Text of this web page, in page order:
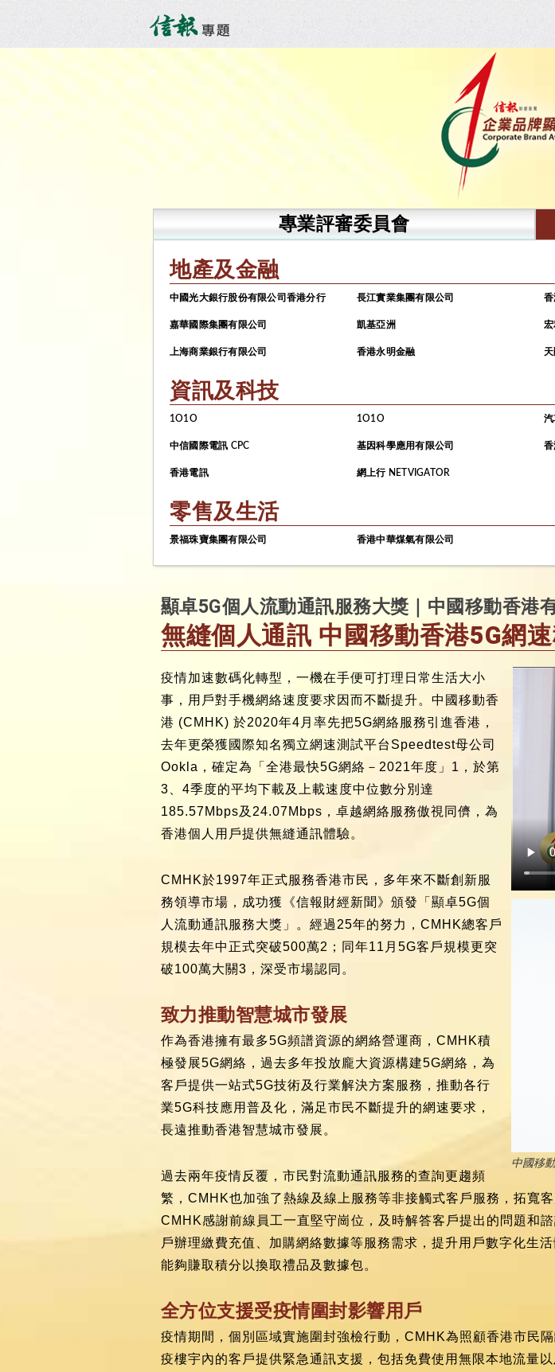
專業評審委員會
地產及金融
中國光大銀行股份有限公司香港分行 長江實業集團有限公司 香
嘉華國際集團有限公司 凱基亞洲
上海商業銀行有限公司 香港永明金融
資訊及科技
1O1O 1O1O 汽
中信國際電訊 CPC 基因科學應用有限公司 香
香港電訊 網上行 NETVIGATOR
零售及生活
景福珠寶集團有限公司 香港中華煤氣有限公司
顯卓5G個人流動通訊服務大獎｜中國移動香港
無縫個人通訊 中國移動香港5G網
中國移
疫情加速數碼化轉型，一機在手便可打理日常生活大小
事，用戶對手機網絡速度要求因而不斷提升。中國移動香
港 (CMHK) 於2020年4月率先把5G網絡服務引進香港，
去年更榮獲國際知名獨立網速測試平台Speedtest母公司
Ookla，確定為「全港最快5G網絡－2021年度」1，於第
3、4季度的平均下載及上載速度中位數分別達
185.57Mbps及24.07Mbps，卓越網絡服務傲視同儕，為
香港個人用戶提供無縫通訊體驗。
CMHK於1997年正式服務香港市民，多年來不斷創新服
務領導市場，成功獲《信報財經新聞》頒發「顯卓5G個
人流動通訊服務大獎」。經過25年的努力，CMHK總客戶
規模去年中正式突破500萬2；同年11月5G客戶規模更突
破100萬大關3，深受市場認同。
致力推動智慧城市發展
作為香港擁有最多5G頻譜資源的網絡營運商，CMHK積
極發展5G網絡，過去多年投放龐大資源構建5G網絡，為
客戶提供一站式5G技術及行業解決方案服務，推動各行
業5G科技應用普及化，滿足市民不斷提升的網速要求，
長遠推動香港智慧城市發展。
過去兩年疫情反覆，市民對流動通訊服務的查詢更趨頻
繁，CMHK也加強了熱線及線上服務等非接觸式客戶服務，拓寬
CMHK感謝前線員工一直堅守崗位，及時解答客戶提出的問題和
戶辦理繳費充值、加購網絡數據等服務需求，提升用戶數字化生
能夠賺取積分以換取禮品及數據包。
全方位支援受疫情圍封影響用戶
疫情期間，個別區域實施圍封強檢行動，CMHK為照顧香港市民
疫樓宇內的客戶提供緊急通訊支援，包括免費使用無限本地流量